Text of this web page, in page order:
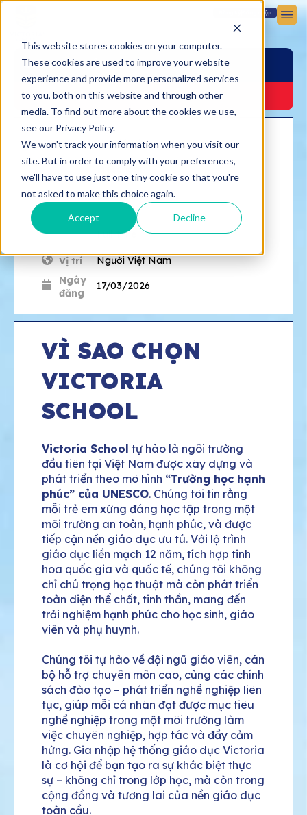
This website stores cookies on your computer.
These cookies are used to improve your website
experience and provide more personalized services
to you, both on this website and through other
media. To find out more about the cookies we use,
see our Privacy Policy.
We won't track your information when you visit our
site. But in order to comply with your preferences,
we'll have to use just one tiny cookie so that you're
not asked to make this choice again.
Accept Decline
Đăng nhập
GIÁO VIÊN MẦM NON
ỨNG TUYỂN
điểm
Ho Chi Minh
Phòng
ban
Preschool
Báo
cáo
cho
Ban Giám Hiệu
Full-time
Vị trí
Người Việt Nam
Ngày
đăng
17/03/2026
VÌ SAO CHỌN
VICTORIA
SCHOOL
Victoria School tự hào là ngôi trường
đầu tiên tại Việt Nam được xây dựng và
phát triển theo mô hình “Trường học hạnh
phúc” của UNESCO. Chúng tôi tin rằng
mỗi trẻ em xứng đáng học tập trong một
môi trường an toàn, hạnh phúc, và được
tiếp cận nền giáo dục ưu tú. Với lộ trình
giáo dục liền mạch 12 năm, tích hợp tinh
hoa quốc gia và quốc tế, chúng tôi không
chỉ chú trọng học thuật mà còn phát triển
toàn diện thể chất, tinh thần, mang đến
trải nghiệm hạnh phúc cho học sinh, giáo
viên và phụ huynh.
Chúng tôi tự hào về đội ngũ giáo viên, cán
bộ hỗ trợ chuyên môn cao, cùng các chính
sách đào tạo – phát triển nghề nghiệp liên
tục, giúp mỗi cá nhân đạt được mục tiêu
nghề nghiệp trong một môi trường làm
việc chuyên nghiệp, hợp tác và đầy cảm
hứng. Gia nhập hệ thống giáo dục Victoria
là cơ hội để bạn tạo ra sự khác biệt thực
sự – không chỉ trong lớp học, mà còn trong
cộng đồng và tương lai của nền giáo dục
toàn cầu.